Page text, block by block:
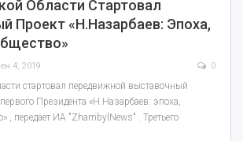
Области Стартовал
Проект «Н.Назарбаев: Эпоха,
4, 2019 0
стартовал передвижной выставочный
Президента «Н.Назарбаев: эпоха,
, передает ИА "ZhambylNews" . Третьего